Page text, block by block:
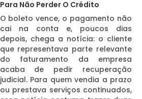
Para Não Perder O Crédito
O boleto vence, o pagamento não
cai na conta e, poucos dias
depois, chega a notícia: o cliente
que representava parte relevante
do faturamento da empresa
acaba de pedir recuperação
judicial. Para quem vendia a prazo
ou prestava serviços continuados,